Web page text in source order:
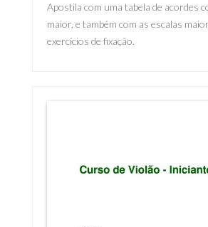
Apostila com uma tabela de acordes
maior, e também com as escalas
exercícios de fixação.